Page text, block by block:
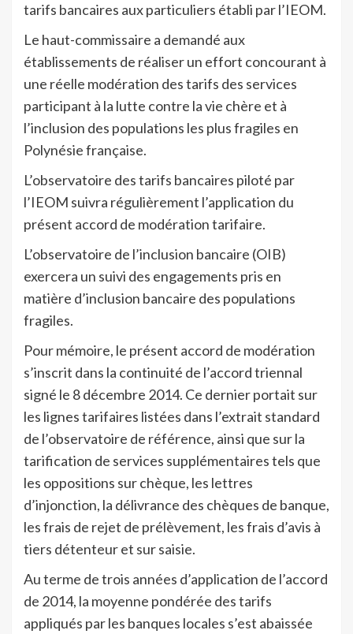
tarifs bancaires aux particuliers établi par l’IEOM.
Le haut-commissaire a demandé aux
établissements de réaliser un effort concourant à
une réelle modération des tarifs des services
participant à la lutte contre la vie chère et à
l’inclusion des populations les plus fragiles en
Polynésie française.
L’observatoire des tarifs bancaires piloté par
l’IEOM suivra régulièrement l’application du
présent accord de modération tarifaire.
L’observatoire de l’inclusion bancaire (OIB)
exercera un suivi des engagements pris en
matière d’inclusion bancaire des populations
fragiles.
Pour mémoire, le présent accord de modération
s’inscrit dans la continuité de l’accord triennal
signé le 8 décembre 2014. Ce dernier portait sur
les lignes tarifaires listées dans l’extrait standard
de l’observatoire de référence, ainsi que sur la
tarification de services supplémentaires tels que
les oppositions sur chèque, les lettres
d’injonction, la délivrance des chèques de banque,
les frais de rejet de prélèvement, les frais d’avis à
tiers détenteur et sur saisie.
Au terme de trois années d’application de l’accord
de 2014, la moyenne pondérée des tarifs
appliqués par les banques locales s’est abaissée